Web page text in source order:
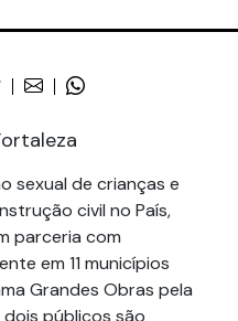
sexual de crianças e
civil no País,
parceria com
em 11 municípios
Grandes Obras pela
dois públicos são